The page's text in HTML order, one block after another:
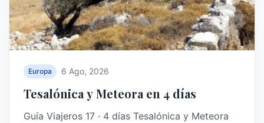
Europa 6 Ago, 2026
Tesalónica y Meteora en 4 días
Guía Viajeros 17 · 4 días Tesalónica y Meteora